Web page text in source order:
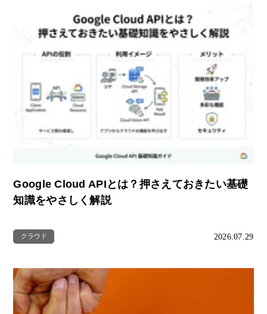
Google Cloud APIとは？押さえておきたい基礎
知識をやさしく解説
クラウド 2026.07.29